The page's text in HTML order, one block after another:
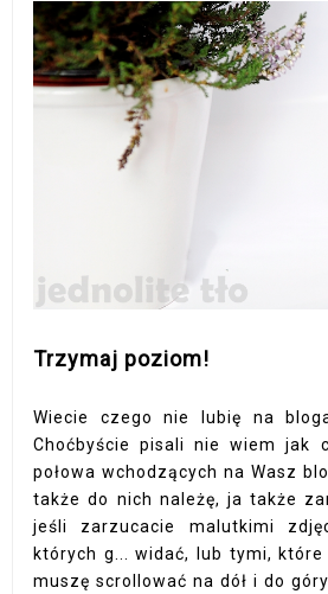
Trzymaj poziom!
Wiecie czego nie lubię na
Choćbyście pisali nie wiem jak
połowa wchodzących na Wasz
także do nich należę, ja także
jeśli zarzucacie malutkimi
których g... widać, lub tymi,
muszę scrollować na dół i do